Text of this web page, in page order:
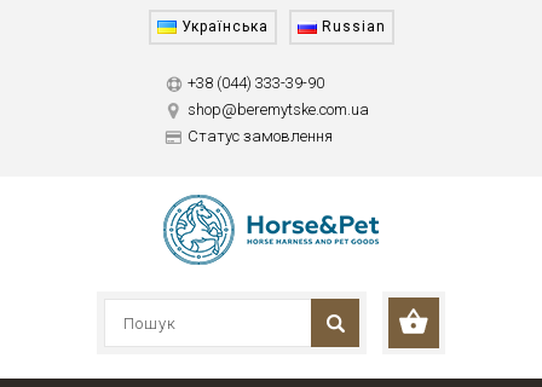
Українська Russian
+38 (044) 333-39-90
shop@beremytske.com.ua
Статус замовлення